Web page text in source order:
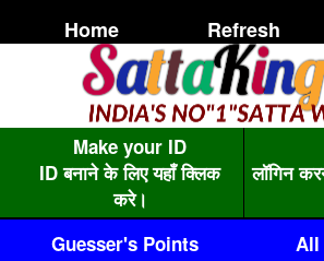
Home Refresh
Make your ID
ID बनाने के लिए यहाँ क्लिक
करे।
लॉगिन
Guesser's Points All